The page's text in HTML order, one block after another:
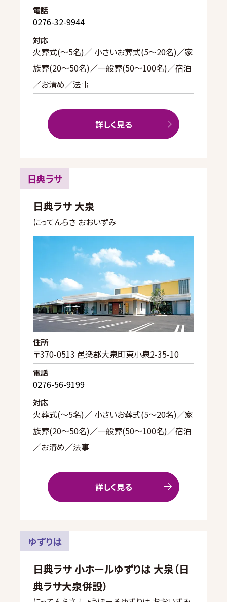
電話
0276-32-9944
対応
火葬式(〜5名)／ 小さいお葬式(5〜20名)／家
族葬(20〜50名)／一般葬(50〜100名)／宿泊
／お清め／法事
詳しく見る
日典ラサ
日典ラサ 大泉
にってんらさ おおいずみ
住所
〒370-0513 邑楽郡大泉町東小泉2-35-10
電話
0276-56-9199
対応
火葬式(〜5名)／ 小さいお葬式(5〜20名)／家
族葬(20〜50名)／一般葬(50〜100名)／宿泊
／お清め／法事
詳しく見る
ゆずりは
日典ラサ 小ホールゆずりは 大泉（日
典ラサ大泉併設）